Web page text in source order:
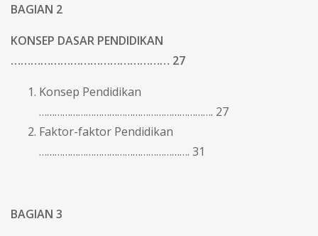
BAGIAN 2
KONSEP DASAR PENDIDIKAN
………………………………………… 27
Konsep Pendidikan
…………………………………………………………. 27
Faktor-faktor Pendidikan
…………………………………………………. 31
BAGIAN 3